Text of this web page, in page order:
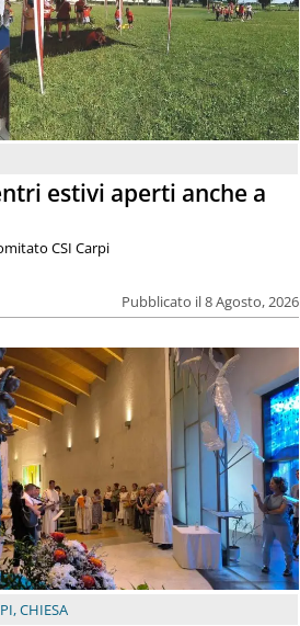
estivi aperti anche a
Pubblicato il 8 Agosto, 2026
CSI Carpi
,CHIESA